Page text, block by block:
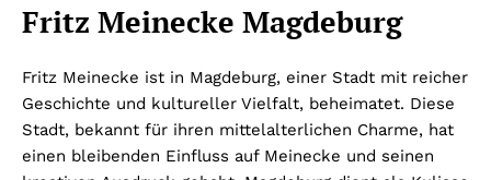
Fritz Meinecke Magdeburg
Fritz Meinecke ist in Magdeburg, einer Stadt mit reicher
Geschichte und kultureller Vielfalt, beheimatet. Diese
Stadt, bekannt für ihren mittelalterlichen Charme, hat
einen bleibenden Einfluss auf Meinecke und seinen